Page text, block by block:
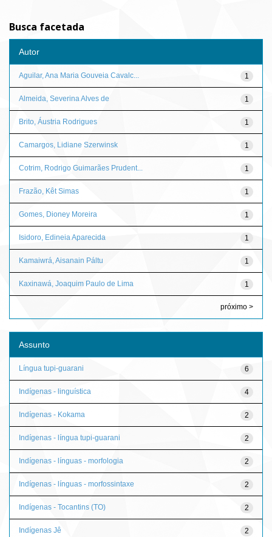
Busca facetada
Autor
1
Aguilar, Ana Maria Gouveia Cavalc...
1
Almeida, Severina Alves de
1
Brito, Áustria Rodrigues
1
Camargos, Lidiane Szerwinsk
1
Cotrim, Rodrigo Guimarães Prudent...
1
Frazão, Kêt Simas
1
Gomes, Dioney Moreira
1
Isidoro, Edineia Aparecida
1
Kamaiwrá, Aisanain Páltu
1
Kaxinawá, Joaquim Paulo de Lima
próximo >
Assunto
6
Língua tupi-guarani
4
Indígenas - linguística
2
Indígenas - Kokama
2
Indígenas - língua tupi-guarani
2
Indígenas - línguas - morfologia
2
Indígenas - línguas - morfossintaxe
2
Indígenas - Tocantins (TO)
2
Indígenas Jê